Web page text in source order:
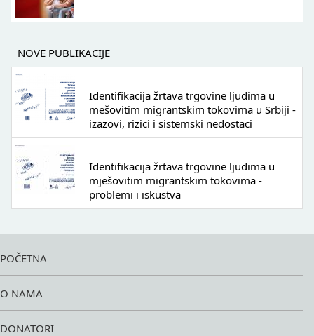
NOVE PUBLIKACIJE
Identifikacija žrtava trgovine ljudima u
mešovitim migrantskim tokovima u Srbiji -
izazovi, rizici i sistemski nedostaci
Identifikacija žrtava trgovine ljudima u
mješovitim migrantskim tokovima -
problemi i iskustva
POČETNA
O NAMA
DONATORI